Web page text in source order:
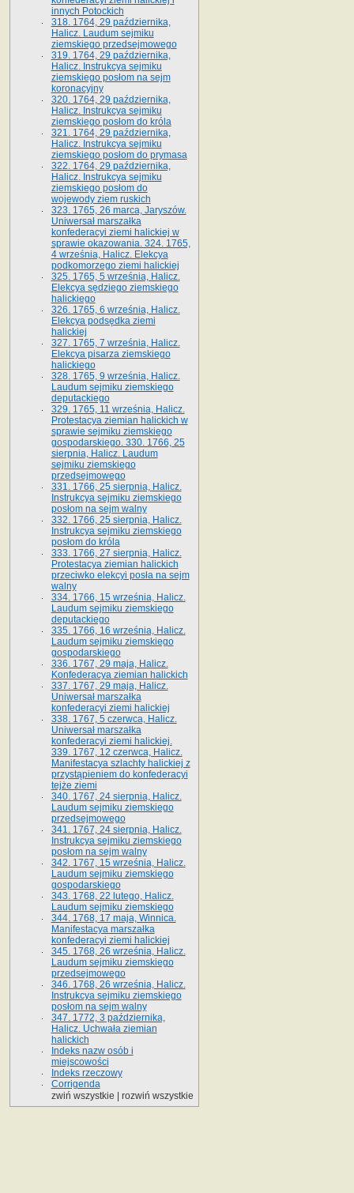
innych Potockich
318. 1764, 29 października,
Halicz. Laudum sejmiku
ziemskiego przedsejmowego
319. 1764, 29 października,
Halicz. Instrukcya sejmiku
ziemskiego posłom na sejm
koronacyjny
320. 1764, 29 października,
Halicz. Instrukcya sejmiku
ziemskiego posłom do króla
321. 1764, 29 października,
Halicz. Instrukcya sejmiku
ziemskiego posłom do prymasa
322. 1764, 29 października,
Halicz. Instrukcya sejmiku
ziemskiego posłom do
wojewody ziem ruskich
323. 1765, 26 marca, Jaryszów.
Uniwersał marszałka
konfederacyi ziemi halickiej w
sprawie okazowania. 324. 1765,
4 września, Halicz. Elekcya
podkomorzego ziemi halickiej
325. 1765, 5 września, Halicz.
Elekcya sędziego ziemskiego
halickiego
326. 1765, 6 września, Halicz.
Elekcya podsędka ziemi
halickiej
327. 1765, 7 września, Halicz.
Elekcya pisarza ziemskiego
halickiego
328. 1765, 9 września, Halicz.
Laudum sejmiku ziemskiego
deputackiego
329. 1765, 11 września, Halicz.
Protestacya ziemian halickich w
sprawie sejmiku ziemskiego
gospodarskiego. 330. 1766, 25
sierpnia, Halicz. Laudum
sejmiku ziemskiego
przedsejmowego
331. 1766, 25 sierpnia, Halicz.
Instrukcya sejmiku ziemskiego
posłom na sejm walny
332. 1766, 25 sierpnia, Halicz.
Instrukcya sejmiku ziemskiego
posłom do króla
333. 1766, 27 sierpnia, Halicz.
Protestacya ziemian halickich
przeciwko elekcyi posła na sejm
walny
334. 1766, 15 września, Halicz.
Laudum sejmiku ziemskiego
deputackiego
335. 1766, 16 września, Halicz.
Laudum sejmiku ziemskiego
gospodarskiego
336. 1767, 29 maja, Halicz.
Konfederacya ziemian halickich
337. 1767, 29 maja, Halicz.
Uniwersał marszałka
konfederacyi ziemi halickiej
338. 1767, 5 czerwca, Halicz.
Uniwersał marszałka
konfederacyi ziemi halickiej.
339. 1767, 12 czerwca, Halicz.
Manifestacya szlachty halickiej z
przystąpieniem do konfederacyi
tejże ziemi
340. 1767, 24 sierpnia, Halicz.
Laudum sejmiku ziemskiego
przedsejmowego
341. 1767, 24 sierpnia, Halicz.
Instrukcya sejmiku ziemskiego
posłom na sejm walny
342. 1767, 15 września, Halicz.
Laudum sejmiku ziemskiego
gospodarskiego
343. 1768, 22 lutego, Halicz.
Laudum sejmiku ziemskiego
344. 1768, 17 maja, Winnica.
Manifestacya marszałka
konfederacyi ziemi halickiej
345. 1768, 26 września, Halicz.
Laudum sejmiku ziemskiego
przedsejmowego
346. 1768, 26 września, Halicz.
Instrukcya sejmiku ziemskiego
posłom na sejm walny
347. 1772, 3 października,
Halicz. Uchwała ziemian
halickich
Indeks nazw osób i
miejscowości
Indeks rzeczowy
Corrigenda
zwiń wszystkie
rozwiń wszystkie